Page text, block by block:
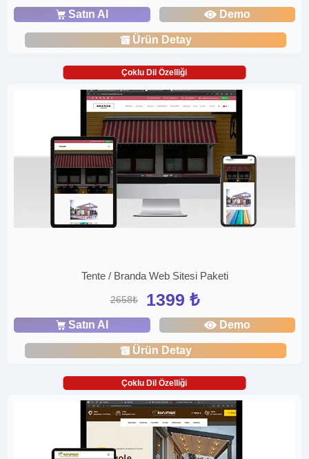
Satın Al Demo
Ürün Detay
Çoklu Dil Özelliği
Tente / Branda Web Sitesi Paketi
2658₺ 1399 ₺
Satın Al Demo
Ürün Detay
Çoklu Dil Özelliği